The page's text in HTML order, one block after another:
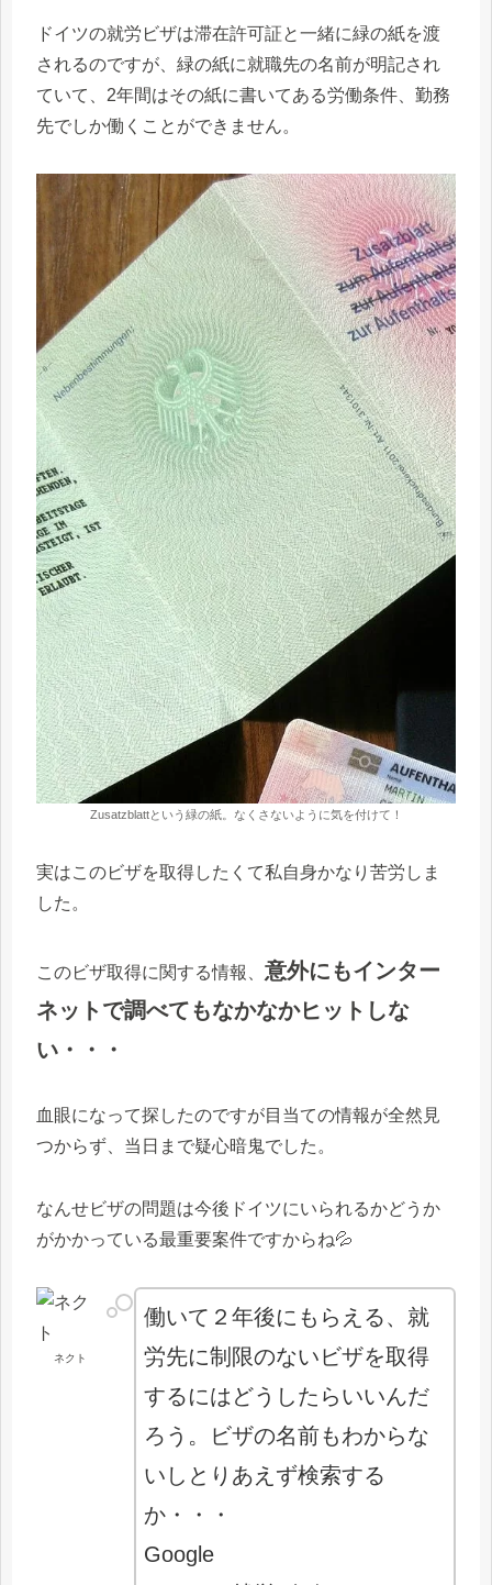
ドイツの就労ビザは滞在許可証と一緒に緑の紙を渡
されるのですが、緑の紙に就職先の名前が明記され
ていて、2年間はその紙に書いてある労働条件、勤務
先でしか働くことができません。
Zusatzblattという緑の紙。なくさないように気を付けて！
実はこのビザを取得したくて私自身かなり苦労しま
した。
このビザ取得に関する情報、 意外にもインター
ネットで調べてもなかなかヒットしな
い・・・
血眼になって探したのですが目当ての情報が全然見
つからず、当日まで疑心暗鬼でした。
なんせビザの問題は今後ドイツにいられるかどうか
がかかっている最重要案件ですからね💦
ネクト
働いて２年後にもらえる、就
労先に制限のないビザを取得
するにはどうしたらいいんだ
ろう。ビザの名前もわからな
いしとりあえず検索する
か・・・
Google